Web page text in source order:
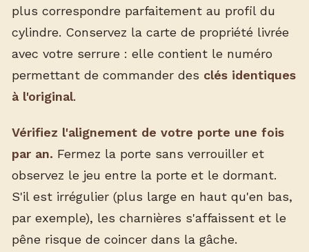
plus correspondre parfaitement au profil du
cylindre. Conservez la carte de propriété livrée
avec votre serrure : elle contient le numéro
permettant de commander des clés identiques
à l'original.
Vérifiez l'alignement de votre porte une fois
par an. Fermez la porte sans verrouiller et
observez le jeu entre la porte et le dormant.
S'il est irrégulier (plus large en haut qu'en bas,
par exemple), les charnières s'affaissent et le
pêne risque de coincer dans la gâche.